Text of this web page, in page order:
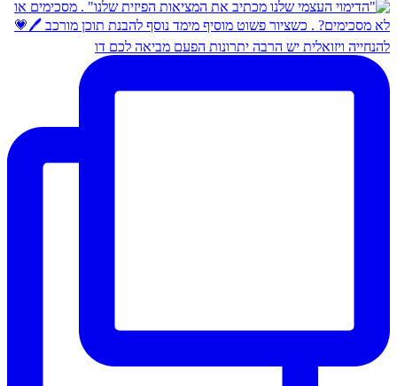
להנחייה ויזואלית יש הרבה יתרונות הפעם מביאה לכם דו